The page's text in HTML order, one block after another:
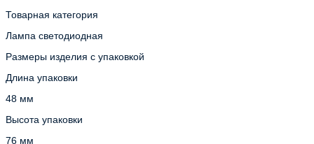
Товарная категория
Лампа светодиодная
Размеры изделия с упаковкой
Длина упаковки
48 мм
Высота упаковки
76 мм